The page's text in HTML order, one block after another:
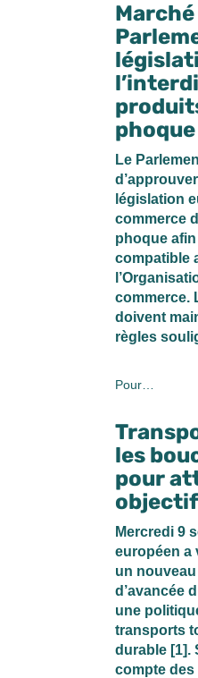
phoque
Le
législation
commerce
phoque
compatible
commerce.
doivent
règles
Pour…
les
pour
Mercredi 9
européen a
un
d’avancée
une
transports
durable [1].
compte